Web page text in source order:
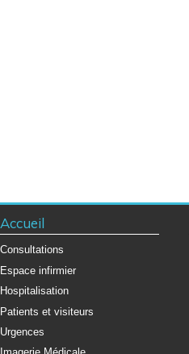
Accueil
Consultations
Espace infirmier
Hospitalisation
Patients et visiteurs
Urgences